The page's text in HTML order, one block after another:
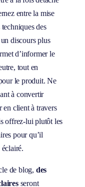
entre la mise
des
discours plus
d’informer le
tout en
le produit. Ne
à convertir
en client à travers
offrez-lui plutôt les
pour qu’il
de blog, des
seront